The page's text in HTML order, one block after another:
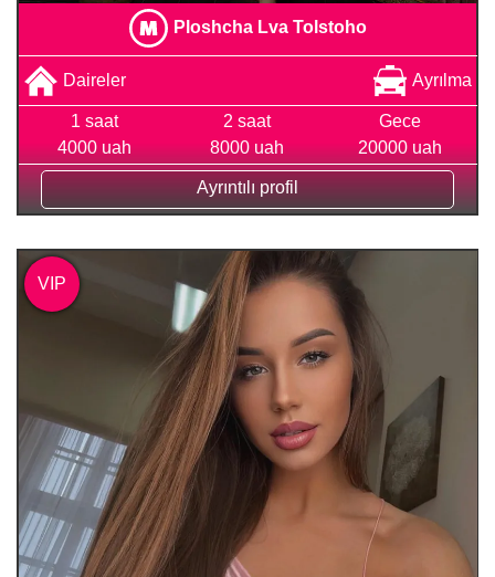
Ploshcha Lva Tolstoho
Daireler Ayrılma
1 saat
4000 uah
2 saat
8000 uah
Gece
20000 uah
Ayrıntılı profil
VIP